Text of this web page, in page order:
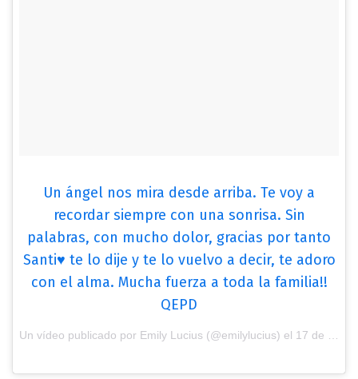
Un ángel nos mira desde arriba. Te voy a
recordar siempre con una sonrisa. Sin
palabras, con mucho dolor, gracias por tanto
Santi♥️ te lo dije y te lo vuelvo a decir, te adoro
con el alma. Mucha fuerza a toda la familia!!
QEPD
Un vídeo publicado por Emily Lucius (@emilylucius) el 17 de Dic de 2016 a la(s) 4:22 PST